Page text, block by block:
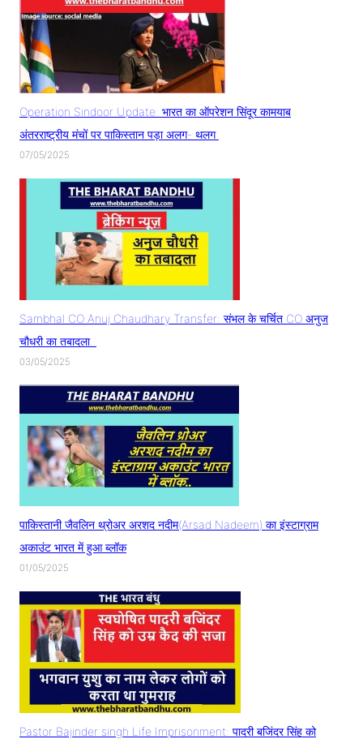
Operation Sindoor Update: भारत का ऑपरेशन सिंदूर कामयाब
अंतरराष्ट्रीय मंचों पर पाकिस्तान पड़ा अलग- थलग
07/05/2025
Sambhal CO Anuj Chaudhary Transfer: संभल के चर्चित CO अनुज
चौधरी का तबादला..
03/05/2025
पाकिस्तानी जैवलिन थ्रोअर अरशद नदीम(Arsad Nadeem) का इंस्टाग्राम
अकाउंट भारत में हुआ ब्लॉक
01/05/2025
Pastor Bajinder singh Life Imprisonment: पादरी बजिंदर सिंह को